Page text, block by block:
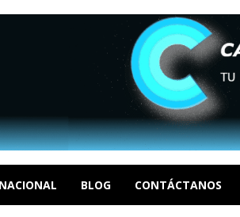
BLOG CONTÁCTANOS
apagones y promesas incumplidas...
de derechos humanos en el Minister...
un mercado impulsado por el auge de...
costo del colapso eléctrico en...